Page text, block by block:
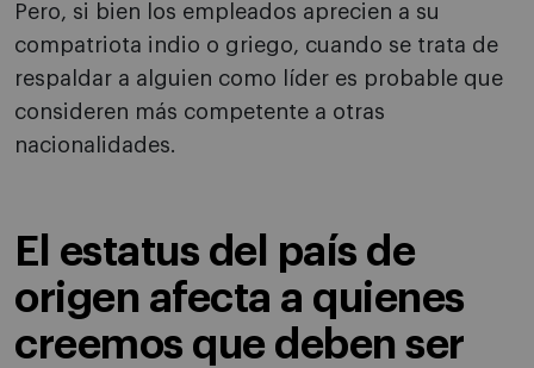
Pero, si bien los empleados aprecien a su
compatriota indio o griego, cuando se trata de
respaldar a alguien como líder es probable que
consideren más competente a otras
nacionalidades.
El estatus del país de
origen afecta a quienes
creemos que deben ser